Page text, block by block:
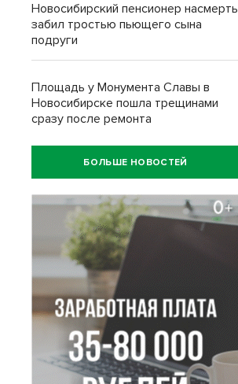
Новосибирский пенсионер насмерть
забил тростью пьющего сына
подруги
Площадь у Монумента Славы в
Новосибирске пошла трещинами
сразу после ремонта
БОЛЬШЕ НОВОСТЕЙ